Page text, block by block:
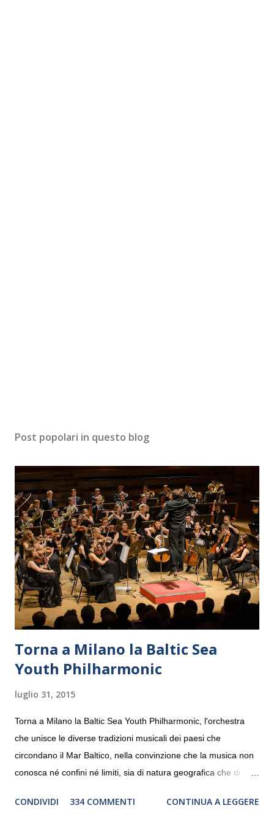
Post popolari in questo blog
Torna a Milano la Baltic Sea
Youth Philharmonic
luglio 31, 2015
Torna a Milano la Baltic Sea Youth Philharmonic, l'orchestra
che unisce le diverse tradizioni musicali dei paesi che
circondano il Mar Baltico, nella convinzione che la musica non
conosca né confini né limiti, sia di natura geografica che di
debutterà il 10 settembre a Heiden, in Germania, e toccherà, in
CONDIVIDI 334 COMMENTI CONTINUA A LEGGERE